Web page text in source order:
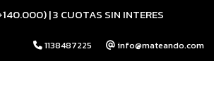
| 3 CUOTAS SIN INTERES
1138487225 info@mateando.com